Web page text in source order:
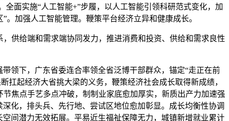
面实施“人工智能+”步履，以人工智能引领科研范式变化，加
加强人工智能管理。鞭策平台经济立异和健康成长。
供给端和需求端协同发力，推进消费和投资、供给和需求良性
领下，广东省委连合率领全省泛博干部群众，锚定“走正在前
扛起经济大省挑大梁的义务，鞭策经济社会成长取得新成绩，
焦点手艺多点冲破，制制业家底愈加厚实，新质出产力加速强
化，排头兵、先行地、尝试区地位愈加彰显。成长均衡性协调
间潜力无效拓展。平易近生福祉保障无力，城镇新增就业累计